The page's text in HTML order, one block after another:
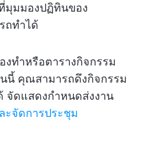
มุมมองปฏิทินของ
ถทำได้
ทำหรือตารางกิจกรรม
นี้ คุณสามารถดึงกิจกรรม
จัดแสดงกำหนดส่งงาน
ะจัดการประชุม